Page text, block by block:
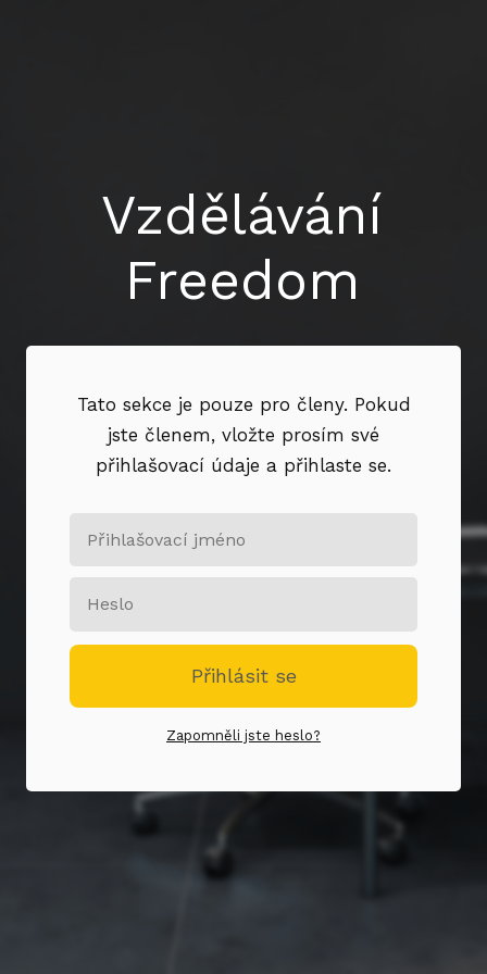
Vzdělávání
Freedom
Tato sekce je pouze pro členy. Pokud
jste členem, vložte prosím své
přihlašovací údaje a přihlaste se.
Přihlásit se
Zapomněli jste heslo?